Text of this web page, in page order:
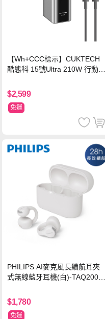
【Wh+CCC標示】CUKTECH
酷態科 15號Ultra 210W 行動電
$2,599
免運
PHILIPS AI麥克風長續航耳夾
式無線藍牙耳機(白)-TAQ2000
$1,780
免運